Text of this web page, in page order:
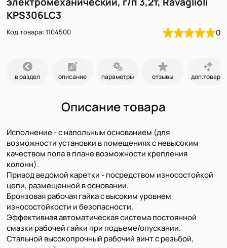
KPS306LC3
Код товара: 1104500 0
в раздел описание параметры отзывы доп.товары
Описание товара
Исполнение - с напольным основанием (для
возможности установки в помещениях с невысоким
качеством пола в плане возможности крепления
колонн).
Привод ведомой каретки - посредством износостойкой
цепи, размещенной в основании.
Бронзовая рабочая гайка с высоким уровнем
износостойкости и безопасности.
Эффективная автоматическая система постоянной
смазки рабочей гайки при подъеме/опускании.
Стальной высокопрочный рабочий винт с резьбой,